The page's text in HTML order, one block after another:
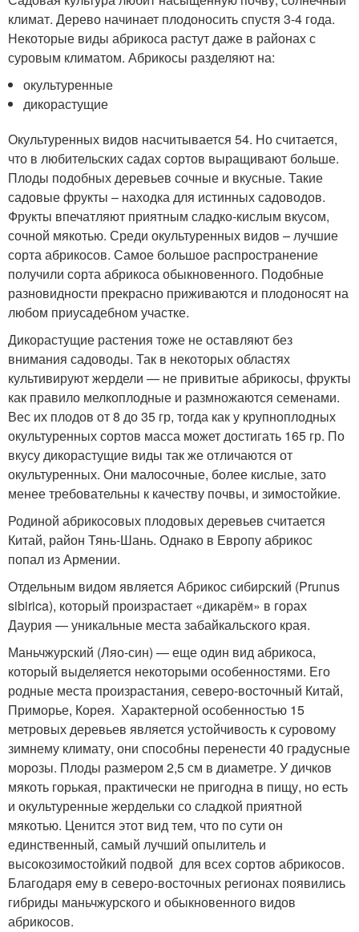
климат. Дерево начинает плодоносить спустя 3-4 года.
Некоторые виды абрикоса растут даже в районах с
суровым климатом. Абрикосы разделяют на:
окультуренные
дикорастущие
Окультуренных видов насчитывается 54. Но считается,
что в любительских садах сортов выращивают больше.
Плоды подобных деревьев сочные и вкусные. Такие
садовые фрукты – находка для истинных садоводов.
Фрукты впечатляют приятным сладко-кислым вкусом,
сочной мякотью. Среди окультуренных видов – лучшие
сорта абрикосов. Самое большое распространение
получили сорта абрикоса обыкновенного. Подобные
разновидности прекрасно приживаются и плодоносят на
любом приусадебном участке.
Дикорастущие растения тоже не оставляют без
внимания садоводы. Так в некоторых областях
культивируют жердели — не привитые абрикосы, фрукты
как правило мелкоплодные и размножаются семенами.
Вес их плодов от 8 до 35 гр, тогда как у крупноплодных
окультуренных сортов масса может достигать 165 гр. По
вкусу дикорастущие виды так же отличаются от
окультуренных. Они малосочные, более кислые, зато
менее требовательны к качеству почвы, и зимостойкие.
Родиной абрикосовых плодовых деревьев считается
Китай, район Тянь-Шань. Однако в Европу абрикос
попал из Армении.
Отдельным видом является Абрикос сибирский (Prunus
sibirica), который произрастает «дикарём» в горах
Даурия — уникальные места забайкальского края.
Маньчжурский (Ляо-син) — еще один вид абрикоса,
который выделяется некоторыми особенностями. Его
родные места произрастания, северо-восточный Китай,
Приморье, Корея. Характерной особенностью 15
метровых деревьев является устойчивость к суровому
зимнему климату, они способны перенести 40 градусные
морозы. Плоды размером 2,5 см в диаметре. У дичков
мякоть горькая, практически не пригодна в пищу, но есть
и окультуренные жердельки со сладкой приятной
мякотью. Ценится этот вид тем, что по сути он
единственный, самый лучший опылитель и
высокозимостойкий подвой для всех сортов абрикосов.
Благодаря ему в северо-восточных регионах появились
гибриды маньчжурского и обыкновенного видов
абрикосов.